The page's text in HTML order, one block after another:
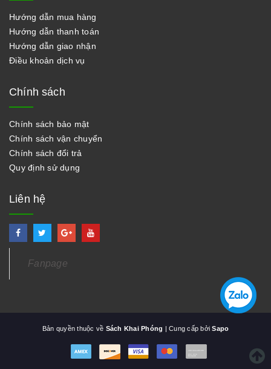
Hướng dẫn mua hàng
Hướng dẫn thanh toán
Hướng dẫn giao nhận
Điều khoản dịch vụ
Chính sách
Chính sách bảo mật
Chính sách vận chuyển
Chính sách đổi trả
Quy định sử dụng
Liên hệ
Fanpage
Bản quyền thuộc về Sách Khai Phóng | Cung cấp bởiSapo